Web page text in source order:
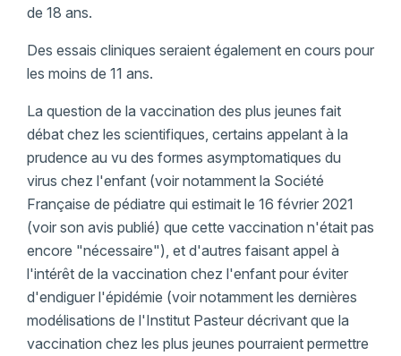
de 18 ans.
Des essais cliniques seraient également en cours pour
les moins de 11 ans.
La question de la vaccination des plus jeunes fait
débat chez les scientifiques, certains appelant à la
prudence au vu des formes asymptomatiques du
virus chez l'enfant (voir notamment la Société
Française de pédiatre qui estimait le 16 février 2021
(voir son avis publié) que cette vaccination n'était pas
encore "nécessaire"), et d'autres faisant appel à
l'intérêt de la vaccination chez l'enfant pour éviter
d'endiguer l'épidémie (voir notamment les dernières
modélisations de l'Institut Pasteur décrivant que la
vaccination chez les plus jeunes pourraient permettre